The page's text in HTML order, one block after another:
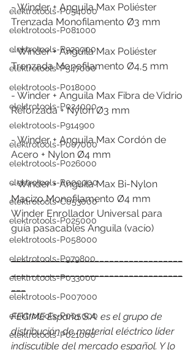
elektrotools-P054000
elektrotools-P081000
elektrotools-P929000
elektrotools-P547000
elektrotools-P018000
elektrotools-P024000
elektrotools-P914900
elektrotools-P007000
elektrotools-P026000
elektrotools-P009000
elektrotools-C053000
elektrotools-P025000
elektrotools-P058000
elektrotools-P979800
elektrotools-P033000
elektrotools-P007000
elektrotools-P005000
elektrotools-P021000
- Winder + Anguila Max Poliéster
Trenzada Monofilamento Ø3 mm
- Winder + Anguila Max Poliéster
Trenzada Monofilamento Ø4,5 mm
- Winder + Anguila Max Fibra de Vidrio
Reforzada + Nylon Ø3 mm
- Winder + Anguila Max Cordón de
Acero + Nylon Ø4 mm
- Winder + Anguila Max Bi-Nylon
Macizo Monofilamento Ø4 mm
Winder Enrollador Universal para
guía pasacables Anguila (vacío)
___________________________________
___________________________________
FEGIME España S.A. es el grupo de
distribución de material eléctrico líder
indiscutible del mercado español. Y lo